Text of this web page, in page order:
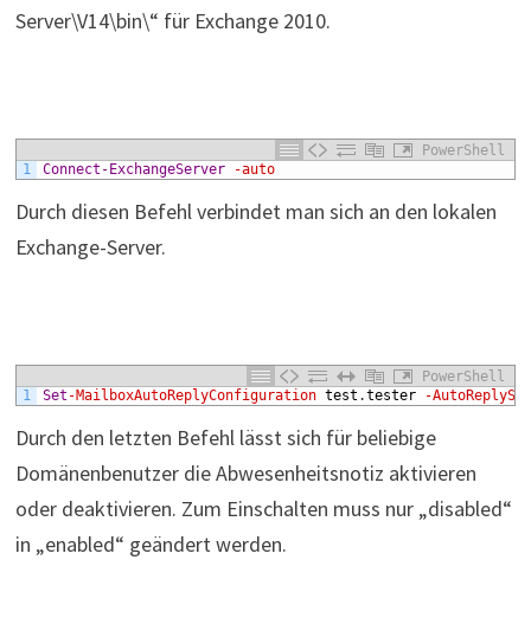
Server\V14\bin\“ für Exchange 2010.
PowerShell
1
Connect-ExchangeServer -auto
Durch diesen Befehl verbindet man sich an den lokalen
Exchange-Server.
PowerShell
1
Set -MailboxAutoReplyConfiguration test .tester -
Durch den letzten Befehl lässt sich für beliebige
Domänenbenutzer die Abwesenheitsnotiz aktivieren
oder deaktivieren. Zum Einschalten muss nur „disabled“
in „enabled“ geändert werden.